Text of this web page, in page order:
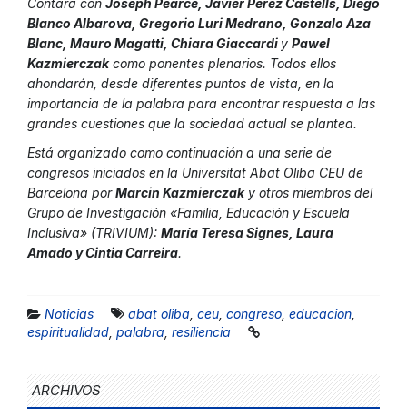
Blanco Albarova, Gregorio Luri Medrano, Gonzalo Aza
Blanc, Mauro Magatti, Chiara Giaccardi y Pawel
Kazmierczakcomo ponentes plenarios. Todos ellos
ahondarán, desde diferentes puntos de vista, en la
importancia de la palabra para encontrar respuesta a las
grandes cuestiones que la sociedad actual se plantea.
Está organizado como continuación a una serie de
congresos iniciados en la Universitat Abat Oliba CEU de
Barcelona porMarcin Kazmierczaky otros miembros del
Grupo de Investigación «Familia, Educación y Escuela
Inclusiva» (TRIVIUM): María Teresa Signes, Laura
Amado y Cintia Carreira.
Noticias abat oliba ceu congreso educacion
espiritualidad palabra resiliencia
ARCHIVOS